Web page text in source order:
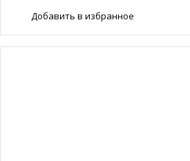
Добавить в избранное